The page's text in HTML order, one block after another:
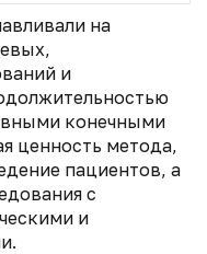
на
и
конечными
ценность метода,
пациентов, а
с
и